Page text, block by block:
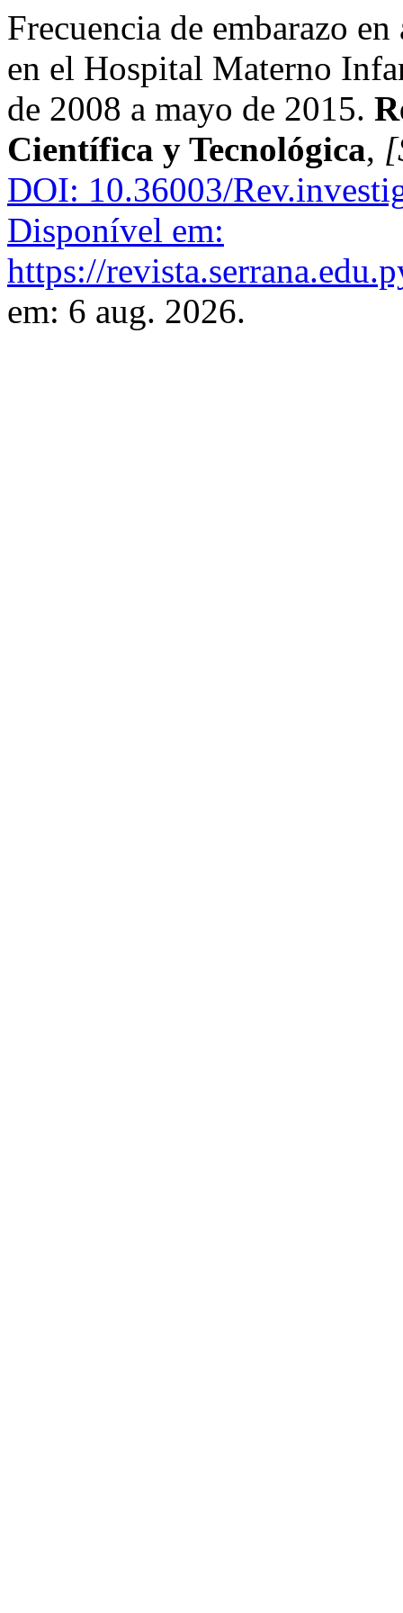
Frecuencia de embarazo
en el Hospital Materno
de 2008 a mayo de 2015.
Científica y Tecnológica,
DOI: 10.36003/
Disponível em:
https://
em: 6 aug. 2026.